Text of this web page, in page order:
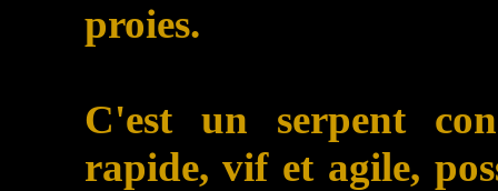
proies.
C'est un serpent
rapide, vif et agile,